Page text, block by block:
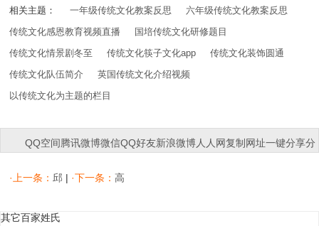
相关主题： 一年级传统文化教案反思
六年级传统文化教案反思
传统文化感恩教育视频直播
国培传统文化研修题目
传统文化情景剧冬至
传统文化筷子文化app
传统文化装饰圆通
传统文化队伍简介
英国传统文化介绍视频
以传统文化为主题的栏目
QQ空间腾讯微博微信QQ好友新浪微博人人网复制网址一键分享分
·上一条： 邱 | ·下一条：高
其它百家姓氏